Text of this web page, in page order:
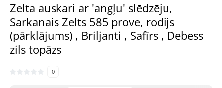
Zelta auskari ar 'angļu' slēdzēju,
Sarkanais Zelts 585 prove, rodijs
(pārklājums) , Briljanti , Safīrs , Debess
zils topāzs
0